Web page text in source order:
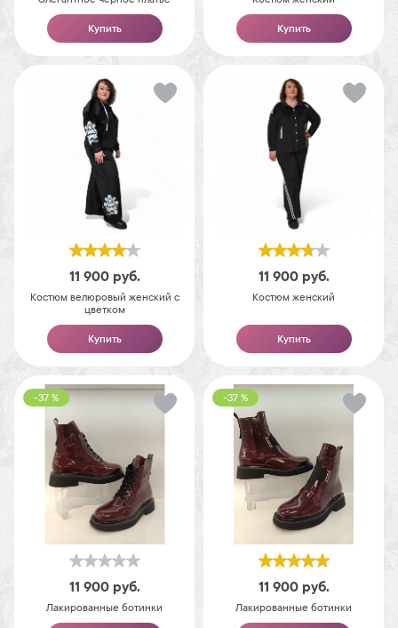
Купить Купить
11 900 руб.
Костюм велюровый женский с
цветком
Купить
11 900 руб.
Костюм женский
Купить
-37 %
11 900 руб.
Лакированные ботинки
-37 %
11 900 руб.
Лакированные ботинки